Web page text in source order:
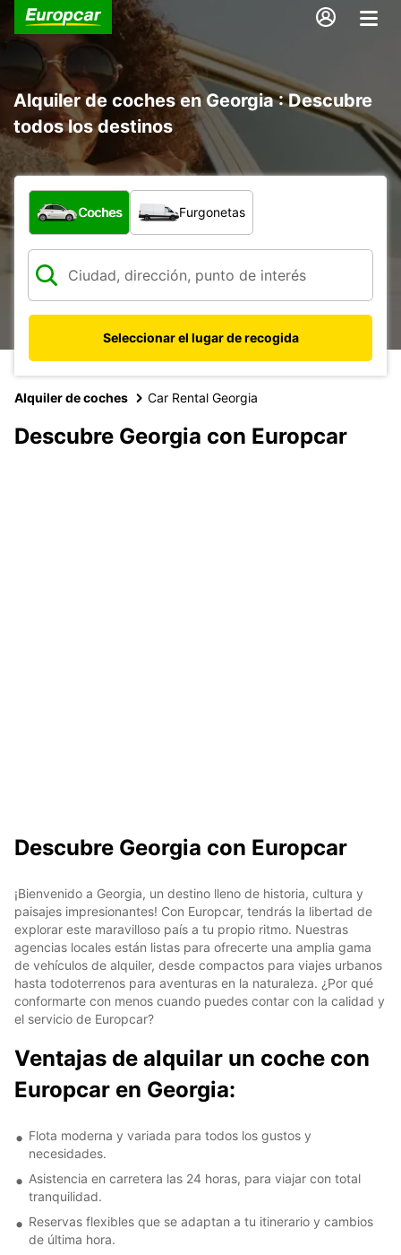
Alquiler de coches en Georgia : Descubre
todos los destinos
¿Qué tipo de vehículo?
Coches Furgonetas
Seleccionar el lugar de recogida
Alquiler de coches Car Rental Georgia
Descubre Georgia con Europcar
Descubre Georgia con Europcar
¡Bienvenido a Georgia, un destino lleno de historia, cultura y
paisajes impresionantes! Con Europcar, tendrás la libertad de
explorar este maravilloso país a tu propio ritmo. Nuestras
agencias locales están listas para ofrecerte una amplia gama
de vehículos de alquiler, desde compactos para viajes urbanos
hasta todoterrenos para aventuras en la naturaleza. ¿Por qué
conformarte con menos cuando puedes contar con la calidad y
el servicio de Europcar?
Ventajas de alquilar un coche con
Europcar en Georgia:
Flota moderna y variada para todos los gustos y
necesidades.
Asistencia en carretera las 24 horas, para viajar con total
tranquilidad.
Reservas flexibles que se adaptan a tu itinerario y cambios
de última hora.